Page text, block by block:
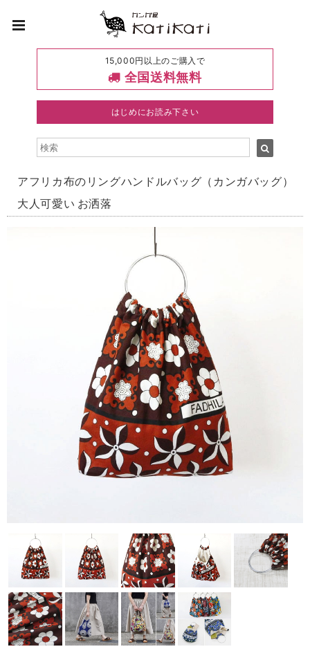
15,000円以上のご購入で
全国送料無料
はじめにお読み下さい
アフリカ布のリングハンドルバッグ（カンガバッグ）
大人可愛い お洒落